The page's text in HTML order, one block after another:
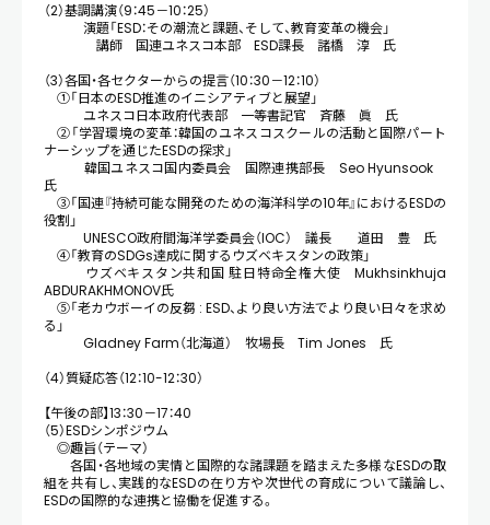
（2）基調講演（9：45－10：25）
演題「ESD：その潮流と課題、そして、教育変革の機会」
講師 国連ユネスコ本部 ESD課長 諸橋 淳 氏
（3）各国・各セクターからの提言（10：30－12：10）
①「日本のESD推進のイニシアティブと展望」
ユネスコ日本政府代表部 一等書記官 斉藤 眞 氏
②「学習環境の変革：韓国のユネスコスクールの活動と国際パート
ナーシップを通じたESDの探求」
韓国ユネスコ国内委員会 国際連携部長 Seo Hyunsook
氏
③「国連『持続可能な開発のための海洋科学の10年』におけるESDの
役割」
UNESCO政府間海洋学委員会（IOC） 議長 道田 豊 氏
④「教育のSDGs達成に関するウズベキスタンの政策」
ウズベキスタン共和国 駐日特命全権大使 Mukhsinkhuja
ABDURAKHMONOV氏
⑤「老カウボーイの反芻 : ESD、より良い方法でより良い日々を求め
る」
Gladney Farm（北海道） 牧場長 Tim Jones 氏
（4）質疑応答（12：10-12：30）
【午後の部】13：30－17：40
（5）ESDシンポジウム
◎趣旨（テーマ）
各国・各地域の実情と国際的な諸課題を踏まえた多様なESDの取
組を共有し、実践的なESDの在り方や次世代の育成について議論し、
ESDの国際的な連携と協働を促進する。